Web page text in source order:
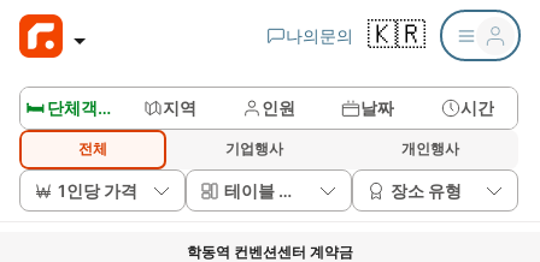
나의문의 🇰🇷
🛏️ 단체객실보기 지역 인원 날짜 시간
전체 기업행사 개인행사
1인당 가격 테이블 배치 장소 유형
학동역 컨벤션센터 계약금